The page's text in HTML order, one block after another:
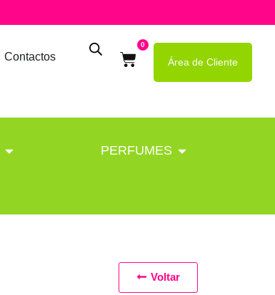
Contactos
0
Área de Cliente
PERFUMES
Voltar